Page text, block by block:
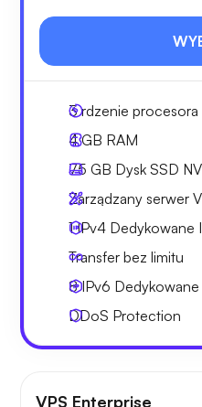
3rdzenie procesora
4 GB RAM
75 GB Dysk SSD
Zarządzany serwer
1 IPv4 Dedykowane
Transfer bez limitu
8 IPv6 Dedykowane
DDoS Protection
VPS Enterprise